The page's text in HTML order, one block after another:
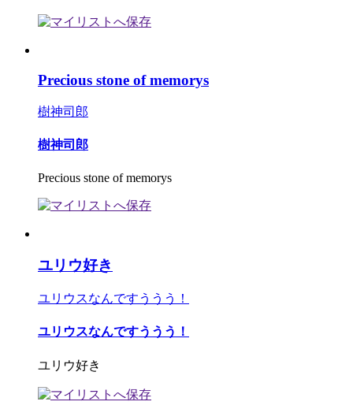
Precious stone of memorys
樹神司郎
樹神司郎
Precious stone of memorys
ユリウ好き
ユリウスなんですううう！
ユリウスなんですううう！
ユリウ好き